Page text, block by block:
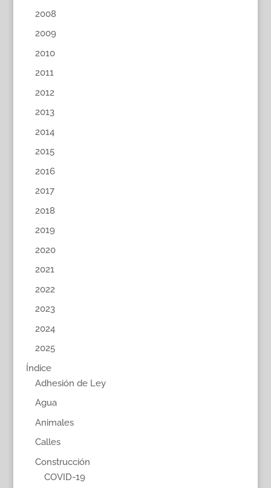
2008
2009
2010
2011
2012
2013
2014
2015
2016
2017
2018
2019
2020
2021
2022
2023
2024
2025
Índice
Adhesión de Ley
Agua
Animales
Calles
Construcción
COVID-19